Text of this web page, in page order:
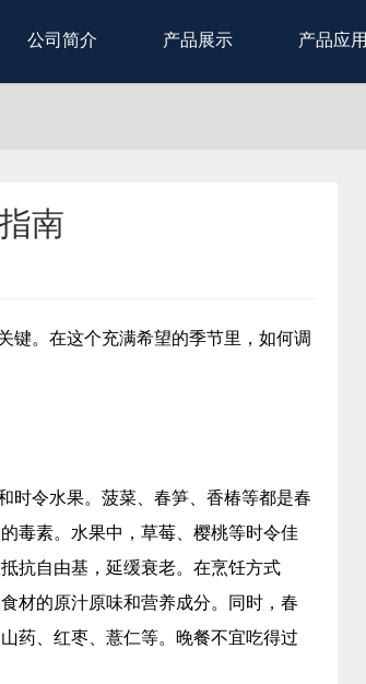
公司简介 产品展示 产品应用
南
键。在这个充满希望的季节里，如何调
时令水果。菠菜、春笋、香椿等都是春
毒素。水果中，草莓、樱桃等时令佳
抗自由基，延缓衰老。在烹饪方式
材的原汁原味和营养成分。同时，春
药、红枣、薏仁等。晚餐不宜吃得过